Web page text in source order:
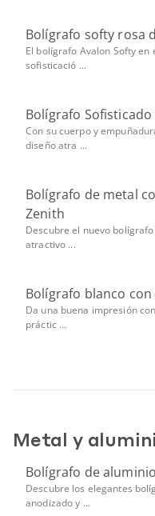
Bolígrafo softy rosa
El bolígrafo Avalon Softy
sofisticació ...
Bolígrafo
Con su cuerpo y
diseño atra ...
Bolígrafo de metal
Zenith
Descubre el nuevo
atractivo ...
Bolígrafo blanco
Da una buena impresión
práctic ...
Metal y
Bolígrafo de
Descubre los elegantes
anodizado y ...